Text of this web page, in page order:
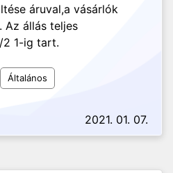
áruval,a vásárlók
Az állás teljes
2 1-ig tart.
Általános
2021. 01. 07.